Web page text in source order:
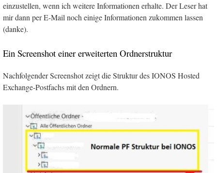
einzustellen, wenn ich weitere Informationen erhalte. Der Leser hat
mir dann per E-Mail noch einige Informationen zukommen lassen
(danke).
Ein Screenshot einer erweiterten Ordnerstruktur
Nachfolgender Screenshot zeigt die Struktur des IONOS Hosted
Exchange-Postfachs mit den Ordnern.